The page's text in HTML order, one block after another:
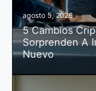
agosto 5, 2026
5 Cambios
Sorprenden A
Nuevo